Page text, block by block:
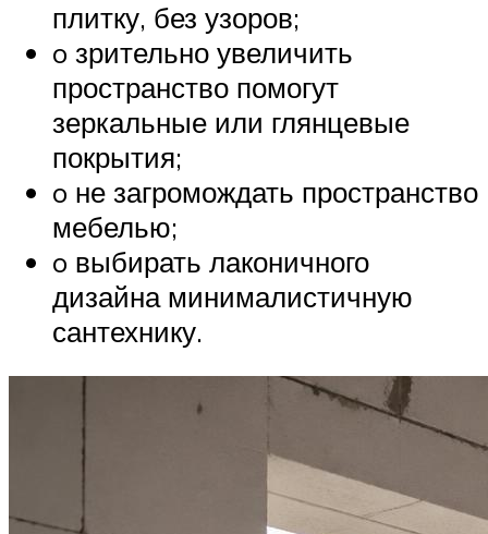
плитку, без узоров;
o зрительно увеличить
пространство помогут
зеркальные или глянцевые
покрытия;
o не загромождать пространство
мебелью;
o выбирать лаконичного
дизайна минималистичную
сантехнику.